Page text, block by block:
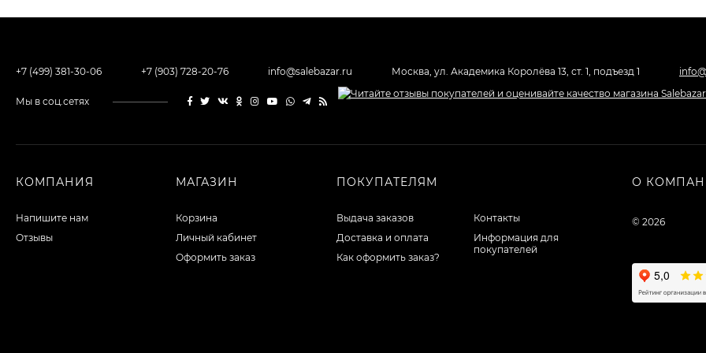
+7 (499) 381-30-06 +7 (903) 728-20-76 info@salebazar.ru Москва, ул. Академика Королёва 13, ст. 1, подъезд 1
Мы в соц.сетях
КОМПАНИЯ
Напишите нам
Отзывы
МАГАЗИН
Корзина
Личный кабинет
Оформить заказ
ПОКУПАТЕЛЯМ
Выдача заказов
Доставка и оплата
Как оформить заказ?
Контакты
Информация для
покупателей
О
© 2026